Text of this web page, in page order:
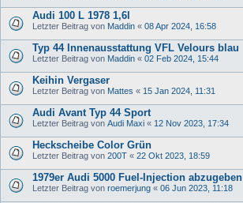
Audi 100 L 1978 1,6l
Letzter Beitrag von Maddin « 08 Apr 2024, 16:58
Typ 44 Innenausstattung VFL Velours blau
Letzter Beitrag von Maddin « 02 Feb 2024, 15:44
Keihin Vergaser
Letzter Beitrag von Mattes « 15 Jan 2024, 11:31
Audi Avant Typ 44 Sport
Letzter Beitrag von Audi Maxi « 12 Nov 2023, 17:34
Heckscheibe Color Grün
Letzter Beitrag von 200T « 22 Okt 2023, 18:59
1979er Audi 5000 Fuel-Injection abzugeben
Letzter Beitrag von roemerjung « 06 Jun 2023, 11:18